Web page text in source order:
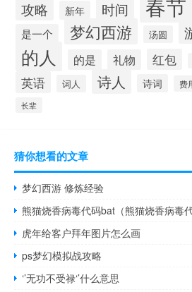
攻略 新年 时间
是一个 梦幻西游 汤圆
的人 的是 礼物 红包
英语 词人 诗人 诗词 费
长辈
猜你想看的文章
梦幻西游 修炼经验
熊猫烧香病毒代码bat（熊猫烧香病毒代
虎年给客户拜年图片怎么画
ps梦幻模拟战攻略
‘’无功不受禄‘’什么意思